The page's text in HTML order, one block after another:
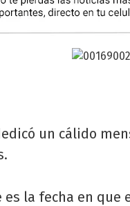
un cálido
es la fecha en